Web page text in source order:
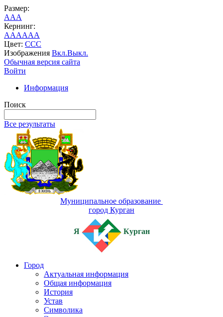
Размер:
AAA
Кернинг:
AAAAAA
Цвет: CCC
Изображения Вкл.Выкл.
Обычная версия сайта
Войти
Информация
Поиск
Все результаты
Муниципальное образование
город Курган
Я Курган
Город
Актуальная информация
Общая информация
История
Устав
Символика